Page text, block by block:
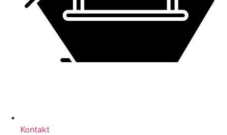
Kontakt